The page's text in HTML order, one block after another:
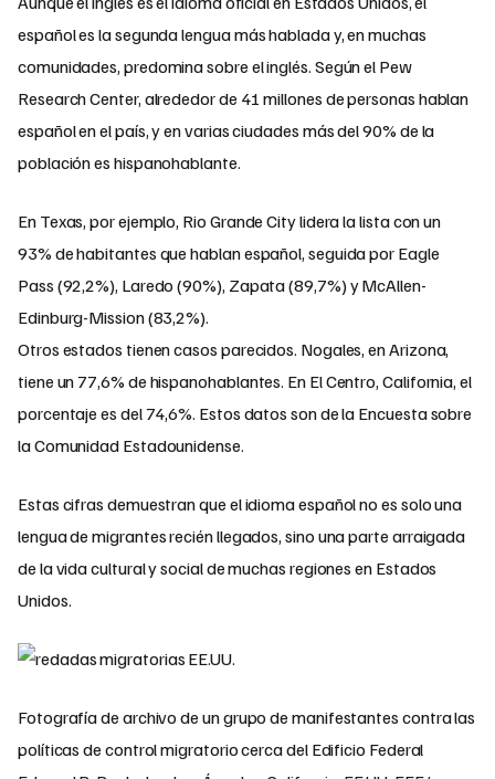
español es la segunda lengua más hablada y, en muchas
comunidades, predomina sobre el inglés. Según el Pew
Research Center, alrededor de 41 millones de personas hablan
español en el país, y en varias ciudades más del 90% de la
población es hispanohablante.
En Texas, por ejemplo, Rio Grande City lidera la lista con un
93% de habitantes que hablan español, seguida por Eagle
Pass (92,2%), Laredo (90%), Zapata (89,7%) y McAllen-
Edinburg-Mission (83,2%).
Otros estados tienen casos parecidos. Nogales, en Arizona,
tiene un 77,6% de hispanohablantes. En El Centro, California, el
porcentaje es del 74,6%. Estos datos son de la Encuesta sobre
la Comunidad Estadounidense.
Estas cifras demuestran que el idioma español no es solo una
lengua de migrantes recién llegados, sino una parte arraigada
de la vida cultural y social de muchas regiones en Estados
Unidos.
Fotografía de archivo de un grupo de manifestantes contra las
políticas de control migratorio cerca del Edificio Federal